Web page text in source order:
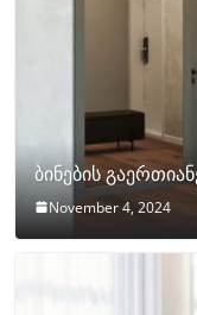
ბინების
November 4, 2024